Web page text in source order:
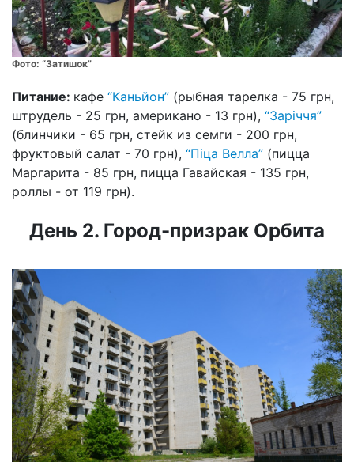
Фото: “Затишок”
Питание: кафе “Каньйон” (рыбная тарелка - 75 грн,
штрудель - 25 грн, американо - 13 грн), “Заріччя”
(блинчики - 65 грн, стейк из семги - 200 грн,
фруктовый салат - 70 грн), “Піца Велла” (пицца
Маргарита - 85 грн, пицца Гавайская - 135 грн,
роллы - от 119 грн).
День 2. Город-призрак Орбита